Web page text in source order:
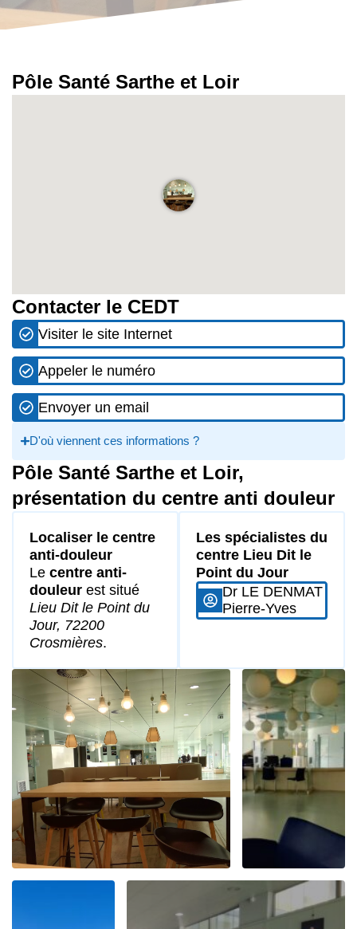
Pôle Santé Sarthe et Loir,
présentation du centre anti douleur
Localiser le centre
anti-douleur
Le centre anti-
douleur est situé
Lieu Dit le Point du
Jour, 72200
Crosmières.
Les spécialistes du
centre Lieu Dit le
Point du Jour
Dr LE DENMAT
Pierre-Yves
Pôle Santé Sarthe et Loir
Contacter le CEDT
Visiter le site Internet
Appeler le numéro
Envoyer un email
D'où viennent ces informations ?